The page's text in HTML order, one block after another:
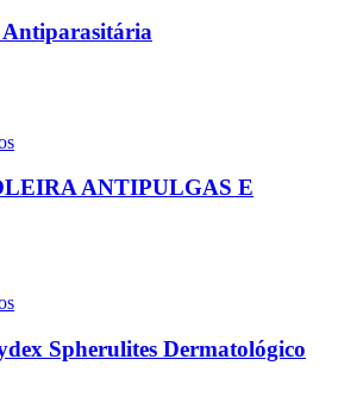
ANTIPULGAS E
Spherulites Dermatológico